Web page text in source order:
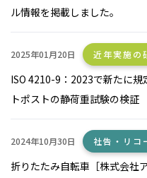
ル情報を掲載しました。
2025年01月20日 近年実施の
ISO 4210-9：2023で新たに
トポストの静荷重試験の検証
2024年10月30日 社告・リコ
折りたたみ自転車［株式会社